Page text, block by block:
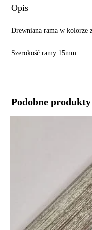
Opis
Drewniana rama w kolorze
Szerokość ramy 15mm
Podobne produkty